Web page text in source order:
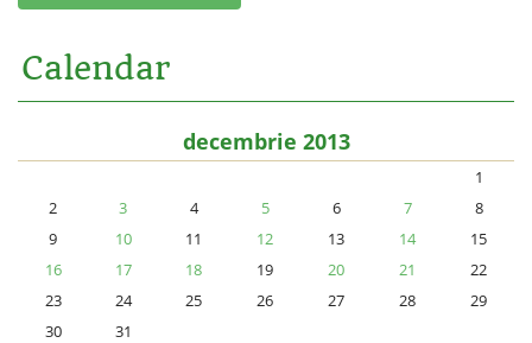
Calendar
decembrie 2013
1
2
3 4 5 6 7
8
9
10 11 12 13 14
15
16
17 18 19 20 21
22
23
24 25 26 27 28
29
30
31